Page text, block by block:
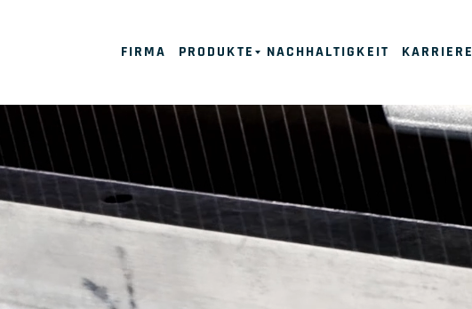
FIRMA PRODUKTE NACHHALTIGKEIT KARRIERE